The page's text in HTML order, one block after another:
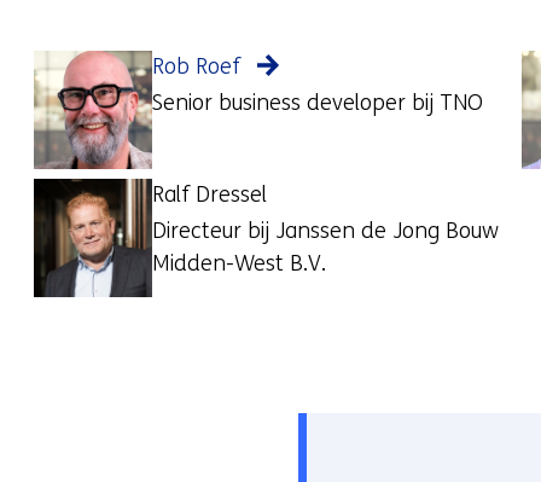
Rob Roef
Senior business developer bij TNO
Ralf Dressel
Directeur bij Janssen de Jong Bouw
Midden-West B.V.